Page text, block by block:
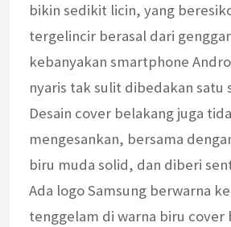
bikin sedikit licin, yang
tergelincir berasal dari
kebanyakan smartphone
nyaris tak sulit dibedakan satu
Desain cover belakang juga
mengesankan, bersama
biru muda solid, dan diberi
Ada logo Samsung berwarna
tenggelam di warna biru cover